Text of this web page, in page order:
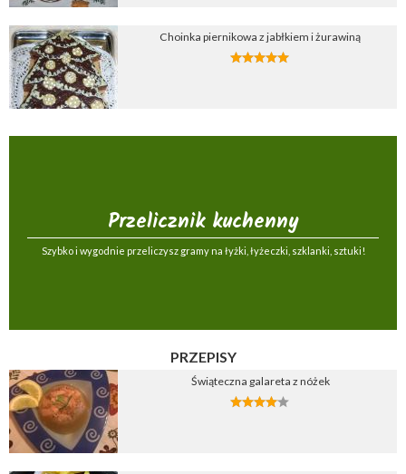
Choinka piernikowa z jabłkiem i żurawiną
Przelicznik kuchenny
Szybko i wygodnie przeliczysz gramy na łyżki, łyżeczki, szklanki, sztuki!
PRZEPISY
Świąteczna galareta z nóżek